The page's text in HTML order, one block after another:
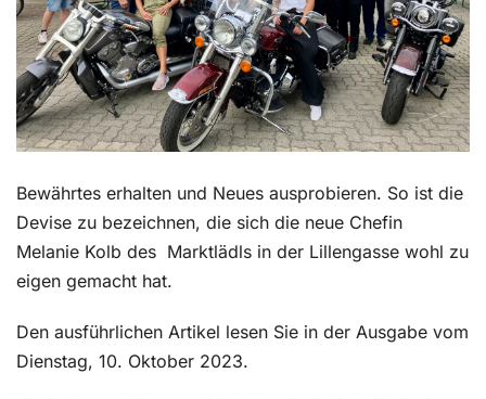
Bewährtes erhalten und Neues ausprobieren. So ist die
Devise zu bezeichnen, die sich die neue Chefin
Melanie Kolb des Marktlädls in der Lillengasse wohl zu
eigen gemacht hat.
Den ausführlichen Artikel lesen Sie in der Ausgabe vom
Dienstag, 10. Oktober 2023.